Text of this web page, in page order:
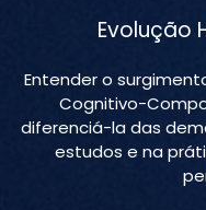
Evolução
Entender o
Cognitivo-
diferenciá-la das
estudos e na